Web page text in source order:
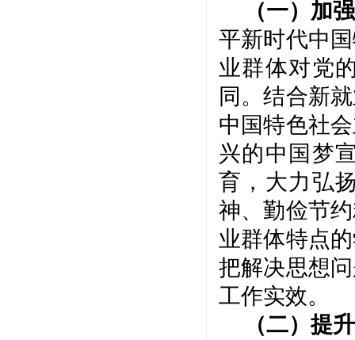
（一）加
平新时代中
业群体对党
同。结合新
中国特色社
兴的中国梦
育，大力弘
神、勤俭节
业群体特点
把解决思想
工作实效。
（二）提